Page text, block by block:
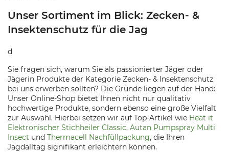
Unser Sortiment im Blick: Zecken- &
Insektenschutz für die Jag
d
Sie fragen sich, warum Sie als passionierter Jäger oder
Jägerin Produkte der Kategorie Zecken- & Insektenschutz
bei uns erwerben sollten? Die Gründe liegen auf der Hand:
Unser Online-Shop bietet Ihnen nicht nur qualitativ
hochwertige Produkte, sondern ebenso eine große Vielfalt
zur Auswahl. Hierbei setzen wir auf Top-Artikel wie Heat it
Elektronischer Stichheiler Classic, Autan Pumpspray Multi
Insect und Thermacell Nachfüllpackung, die Ihren
Jagdalltag signifikant erleichtern können.